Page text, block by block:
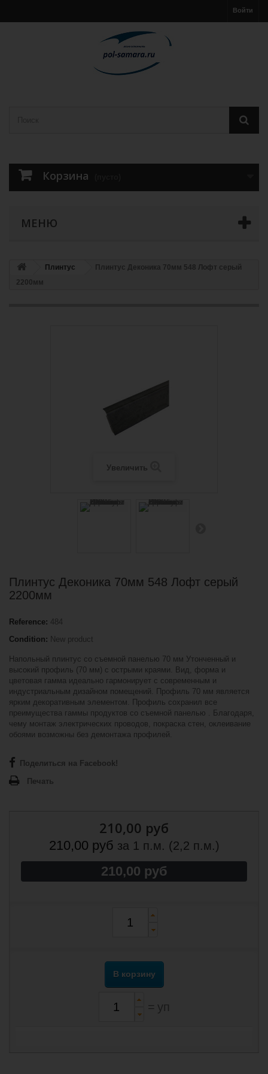
Войти
Корзина
МЕНЮ
Плинтус
Плинтус Деконика 70мм 548 Лофт серый
2200мм
Увеличить
Плинтус Деконика 70мм 548 Лофт серый
2200мм
Reference: 484
Condition: New product
Напольный плинтус со съемной панелью 70 мм Утонченный и
высокий профиль (70 мм) с острыми краями. Вид, форма и
цветовая гамма идеально гармонирует с современным и
индустриальным дизайном помещений. Профиль 70 мм является
ярким декоративным элементом. Профиль сохранил все
преимущества гаммы продуктов со съемной панелью . Благодаря,
чему монтаж электрических проводов, покраска стен, оклеивание
обоями возможны без демонтажа профилей.
Поделиться на Facebook!
Печать
210,00 руб
210,00 руб за 1 п.м. (2,2 п.м.)
210,00 руб
В корзину
= уп